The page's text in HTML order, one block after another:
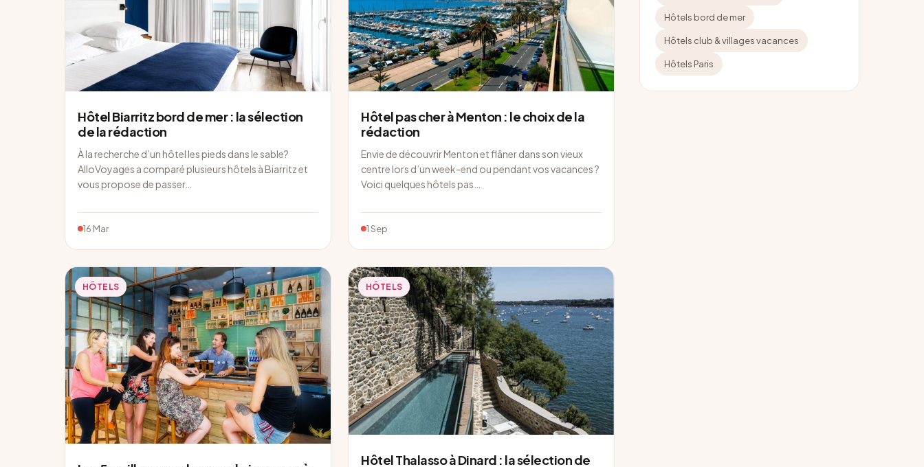
Hôtel Biarritz bord de mer : la sélection
de la rédaction
À la recherche d’un hôtel les pieds dans le sable?
AlloVoyages a comparé plusieurs hôtels à Biarritz et
vous propose de passer…
16 Mar
Hôtel pas cher à Menton : le choix de la
rédaction
Envie de découvrir Menton et flâner dans son vieux
centre lors d’un week-end ou pendant vos vacances ?
Voici quelques hôtels pas…
1 Sep
HÔTELS HÔTELS
Hôtel Thalasso à Dinard : la sélection de
Hôtels bord de mer
Hôtels club & villages vacances
Hôtels Paris